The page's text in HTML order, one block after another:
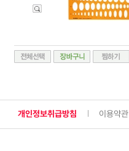
개인정보취급방침 이용약관